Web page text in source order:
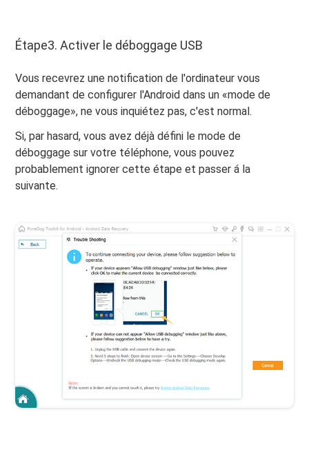
Étape3. Activer le déboggage USB
Vous recevrez une notification de l'ordinateur vous
demandant de configurer l'Android dans un «mode de
déboggage», ne vous inquiétez pas, c'est normal.
Si, par hasard, vous avez déjà défini le mode de
déboggage sur votre téléphone, vous pouvez
probablement ignorer cette étape et passer á la
suivante.